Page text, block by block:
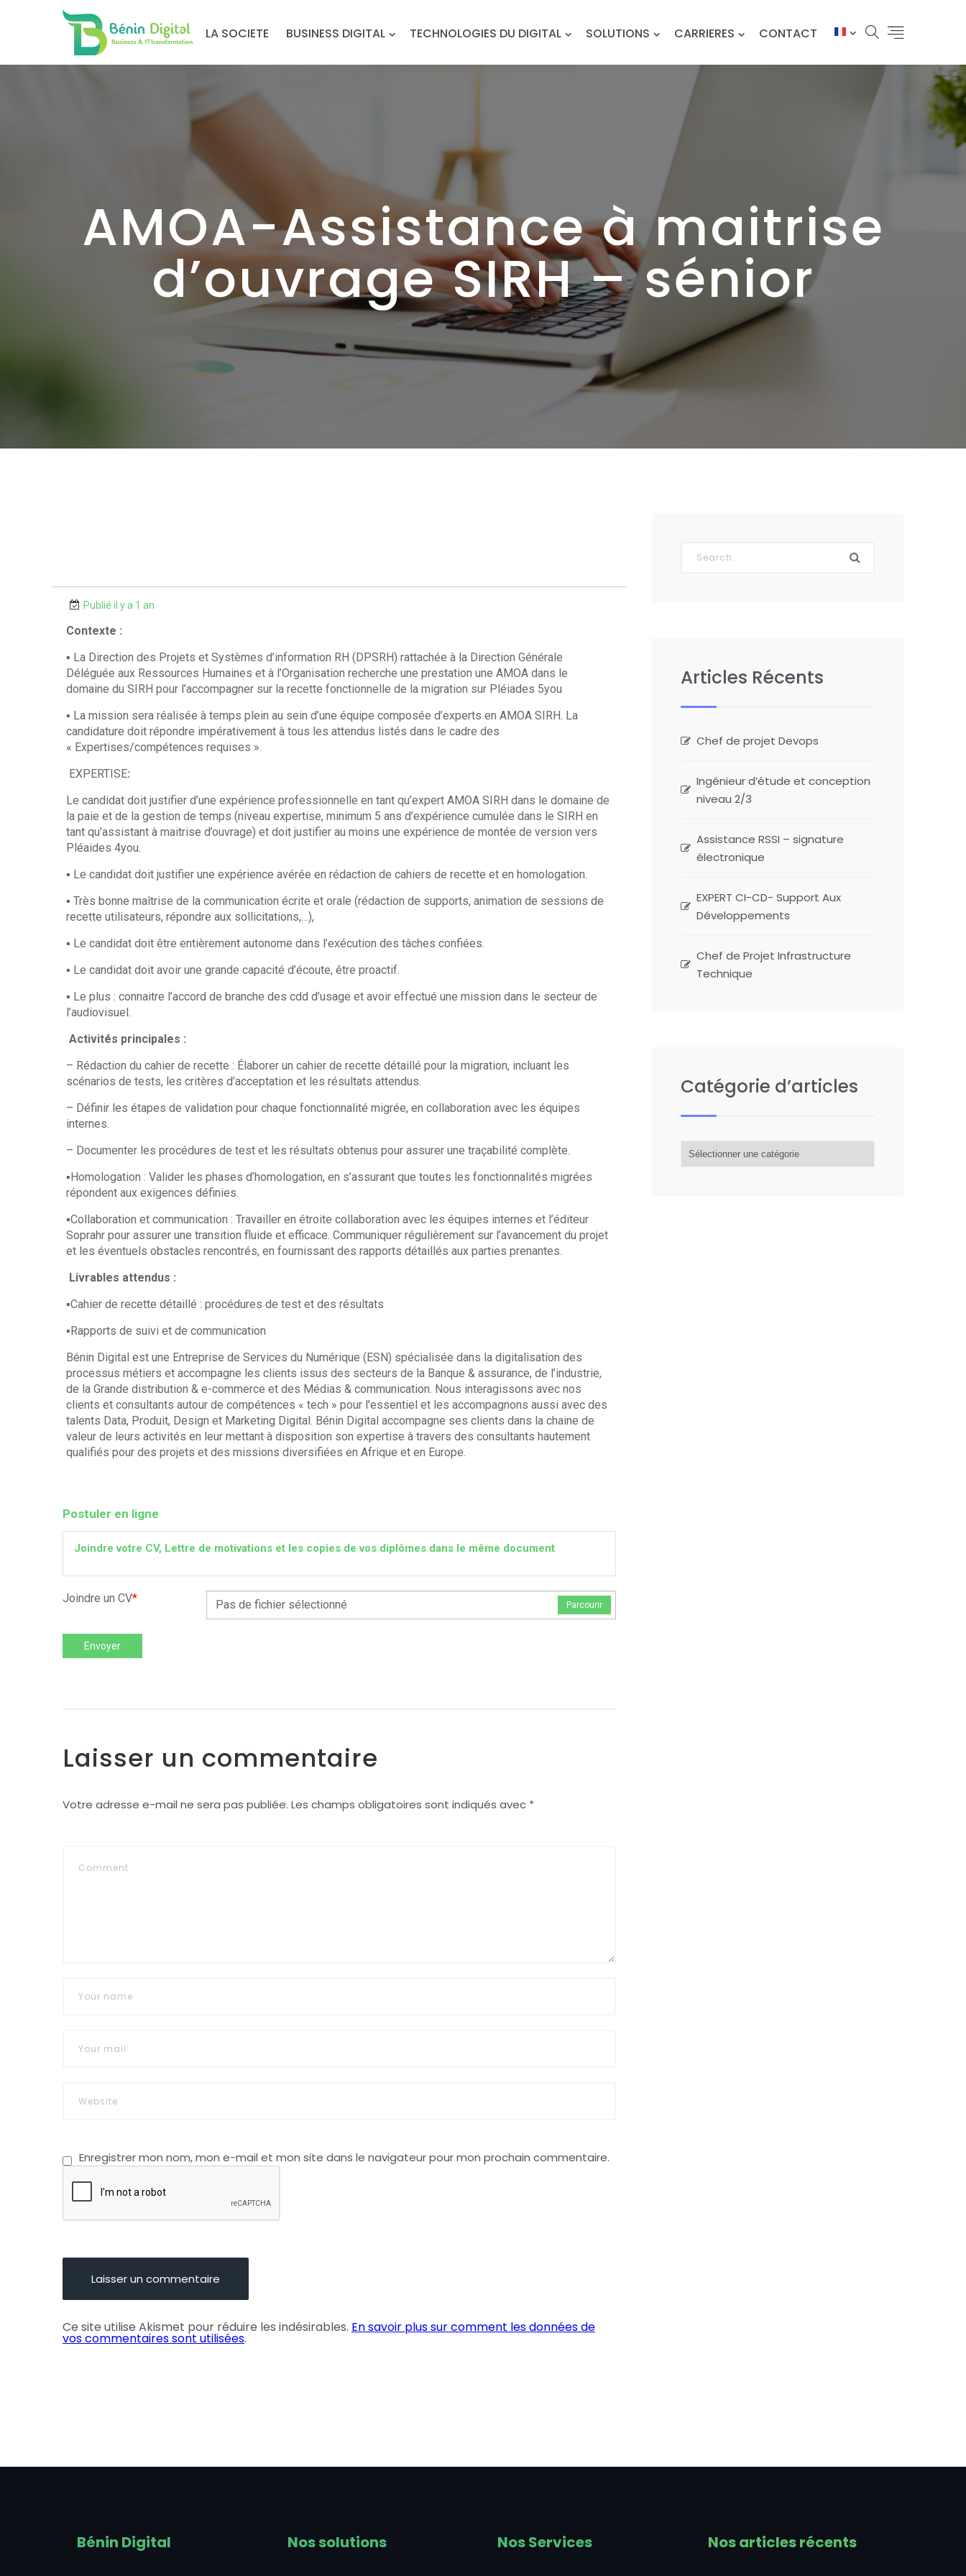
LA SOCIETE BUSINESS DIGITAL TECHNOLOGIES DU DIGITAL SOLUTIONS CARRIERES CONTACT
AMOA-Assistance à maitrise
d’ouvrage SIRH – sénior
Publié il y a 1 an
Contexte :
▪ La Direction des Projets et Systèmes d’information RH (DPSRH) rattachée à la Direction Générale
Déléguée aux Ressources Humaines et à l’Organisation recherche une prestation une AMOA dans le
domaine du SIRH pour l’accompagner sur la recette fonctionnelle de la migration sur Pléiades 5you
▪ La mission sera réalisée à temps plein au sein d’une équipe composée d’experts en AMOA SIRH. La
candidature doit répondre impérativement à tous les attendus listés dans le cadre des
« Expertises/compétences requises ».
EXPERTISE:
Le candidat doit justifier d’une expérience professionnelle en tant qu’expert AMOA SIRH dans le domaine de
la paie et de la gestion de temps (niveau expertise, minimum 5 ans d’expérience cumulée dans le SIRH en
tant qu’assistant à maitrise d’ouvrage) et doit justifier au moins une expérience de montée de version vers
Pléaides 4you.
▪ Le candidat doit justifier une expérience avérée en rédaction de cahiers de recette et en homologation.
▪ Très bonne maîtrise de la communication écrite et orale (rédaction de supports, animation de sessions de
recette utilisateurs, répondre aux sollicitations,…),
▪ Le candidat doit être entièrement autonome dans l’exécution des tâches confiées.
▪ Le candidat doit avoir une grande capacité d’écoute, être proactif.
▪ Le plus : connaitre l’accord de branche des cdd d’usage et avoir effectué une mission dans le secteur de
l’audiovisuel.
Activités principales :
– Rédaction du cahier de recette : Élaborer un cahier de recette détaillé pour la migration, incluant les
scénarios de tests, les critères d’acceptation et les résultats attendus.
– Définir les étapes de validation pour chaque fonctionnalité migrée, en collaboration avec les équipes
internes.
– Documenter les procédures de test et les résultats obtenus pour assurer une traçabilité complète.
▪Homologation : Valider les phases d’homologation, en s’assurant que toutes les fonctionnalités migrées
répondent aux exigences définies.
▪Collaboration et communication : Travailler en étroite collaboration avec les équipes internes et l’éditeur
Soprahr pour assurer une transition fluide et efficace. Communiquer régulièrement sur l’avancement du projet
et les éventuels obstacles rencontrés, en fournissant des rapports détaillés aux parties prenantes.
Livrables attendus :
▪Cahier de recette détaillé : procédures de test et des résultats
▪Rapports de suivi et de communication
Bénin Digital est une Entreprise de Services du Numérique (ESN) spécialisée dans la digitalisation des
processus métiers et accompagne les clients issus des secteurs de la Banque & assurance, de l’industrie,
de la Grande distribution & e-commerce et des Médias & communication. Nous interagissons avec nos
clients et consultants autour de compétences « tech » pour l’essentiel et les accompagnons aussi avec des
talents Data, Produit, Design et Marketing Digital. Bénin Digital accompagne ses clients dans la chaine de
valeur de leurs activités en leur mettant à disposition son expertise à travers des consultants hautement
qualifiés pour des projets et des missions diversifiées en Afrique et en Europe.
Postuler en ligne
Joindre votre CV, Lettre de motivations et les copies de vos diplômes dans le même document
Joindre un CV* Pas de fichier sélectionné Parcourir
Envoyer
Laisser un commentaire
Votre adresse e-mail ne sera pas publiée. Les champs obligatoires sont indiqués avec *
Enregistrer mon nom, mon e-mail et mon site dans le navigateur pour mon prochain commentaire.
Ce site utilise Akismet pour réduire les indésirables. En savoir plus sur comment les données de
vos commentaires sont utilisées.
Articles Récents
Chef de projet Devops
Ingénieur d’étude et conception
niveau 2/3
Assistance RSSI – signature
électronique
EXPERT CI-CD- Support Aux
Développements
Chef de Projet Infrastructure
Technique
Catégorie d’articles
d’articles
Bénin Digital Nos solutions Nos Services Nos articles récents